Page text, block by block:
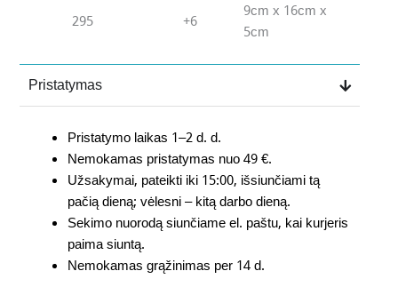
295 +6
9cm x 16cm x
5cm
Pristatymas
Pristatymo laikas 1–2 d. d.
Nemokamas pristatymas nuo 49 €.
Užsakymai, pateikti iki 15:00, išsiunčiami tą
pačią dieną; vėlesni – kitą darbo dieną.
Sekimo nuorodą siunčiame el. paštu, kai kurjeris
paima siuntą.
Nemokamas grąžinimas per 14 d.